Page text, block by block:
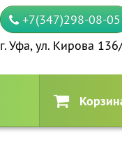
+7(347)298-08-05
г. Уфа, ул. Кирова